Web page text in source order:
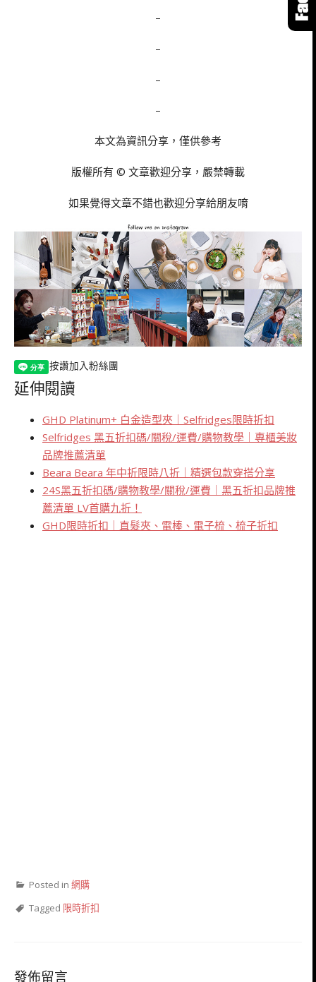
–
–
–
–
本文為資訊分享，僅供參考
版權所有 © 文章歡迎分享，嚴禁轉載
如果覺得文章不錯也歡迎分享給朋友唷
按讚加入粉絲團
延伸閱讀
GHD Platinum+ 白金造型夾｜Selfridges限時折扣
Selfridges 黑五折扣碼/關稅/運費/購物教學｜專櫃美妝
品牌推薦清單
Beara Beara 年中折限時八折｜精選包款穿搭分享
24S黑五折扣碼/購物教學/關稅/運費｜黑五折扣品牌推
薦清單 LV首購九折！
GHD限時折扣｜直髮夾、電棒、電子梳、梳子折扣
Posted in 網購
Tagged 限時折扣
發佈留言